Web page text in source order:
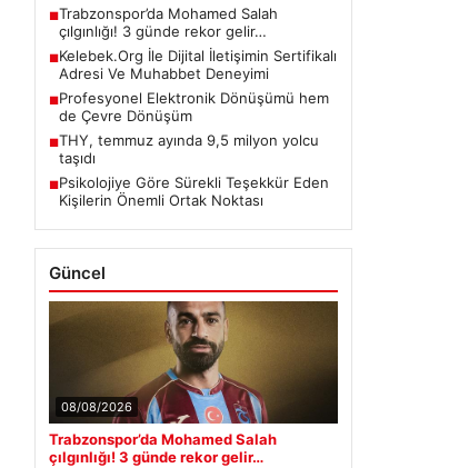
■Trabzonspor’da Mohamed Salah
çılgınlığı! 3 günde rekor gelir…
■Kelebek.Org İle Dijital İletişimin Sertifikalı
Adresi Ve Muhabbet Deneyimi
■Profesyonel Elektronik Dönüşümü hem
de Çevre Dönüşüm
■THY, temmuz ayında 9,5 milyon yolcu
taşıdı
■Psikolojiye Göre Sürekli Teşekkür Eden
Kişilerin Önemli Ortak Noktası
Güncel
08/08/2026
Trabzonspor’da Mohamed Salah
çılgınlığı! 3 günde rekor gelir…